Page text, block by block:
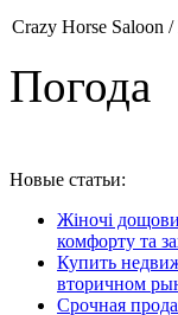
Crazy Horse Saloon
Погода
Новые статьи:
Жіночі
комфорту та
Купить
вторичном
Срочная